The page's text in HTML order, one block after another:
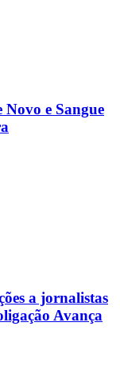
e Sangue
a jornalistas
Avança